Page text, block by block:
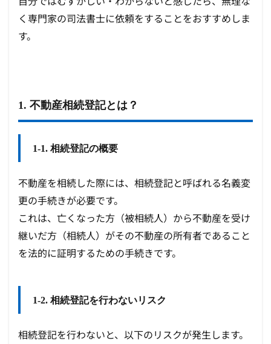
く専門家の司法書士に依頼をすることをおすすめしま
す。
1. 不動産相続登記とは？
1-1. 相続登記の概要
不動産を相続した際には、相続登記と呼ばれる名義変
更の手続きが必要です。
これは、亡くなった方（被相続人）から不動産を受け
継いだ方（相続人）がその不動産の所有者であること
を法的に証明するための手続きです。
1-2. 相続登記を行わないリスク
相続登記を行わないと、以下のリスクが発生します。